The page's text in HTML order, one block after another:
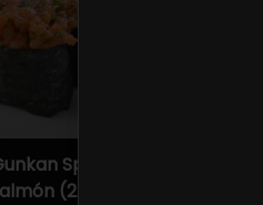
Spicy
(2